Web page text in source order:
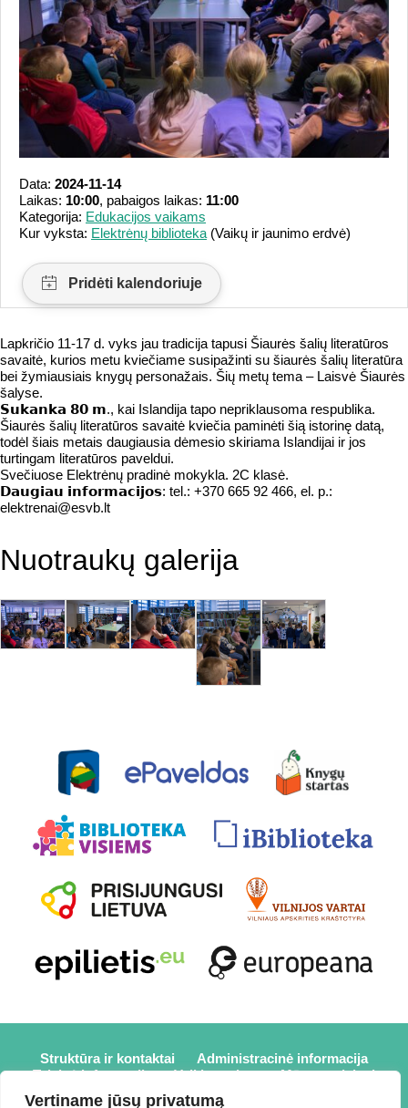
Vertiname jūsų privatumą
Data: 2024-11-14
Laikas: 10:00, pabaigos laikas: 11:00
Kategorija: Edukacijos vaikams
Kur vyksta: Elektrėnų biblioteka (Vaikų ir jaunimo erdvė)
Lapkričio 11-17 d. vyks jau tradicija tapusi Šiaurės šalių literatūros
savaitė, kurios metu kviečiame susipažinti su šiaurės šalių literatūra
bei žymiausiais knygų personažais. Šių metų tema – Laisvė Šiaurės
šalyse.
𝗦𝘂𝗸𝗮𝗻𝗸𝗮 𝟴𝟬 𝗺., kai Islandija tapo nepriklausoma respublika.
Šiaurės šalių literatūros savaitė kviečia paminėti šią istorinę datą,
todėl šiais metais daugiausia dėmesio skiriama Islandijai ir jos
turtingam literatūros paveldui.
Svečiuose Elektrėnų pradinė mokykla. 2C klasė.
𝗗𝗮𝘂𝗴𝗶𝗮𝘂 𝗶𝗻𝗳𝗼𝗿𝗺𝗮𝗰𝗶𝗷𝗼𝘀: tel.: +370 665 92 466, el. p.:
elektrenai@esvb.lt
Nuotraukų galerija
Struktūra ir kontaktai
Administracinė informacija
Teisinė informacija
Veiklos sritys
Mūsų projektai
Karjera
Partneriai